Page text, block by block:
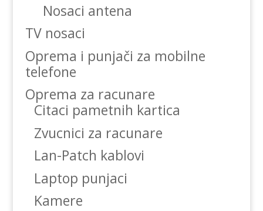
Nosaci antena
TV nosaci
Oprema i punjači za mobilne
telefone
Oprema za racunare
Citaci pametnih kartica
Zvucnici za racunare
Lan-Patch kablovi
Laptop punjaci
Kamere